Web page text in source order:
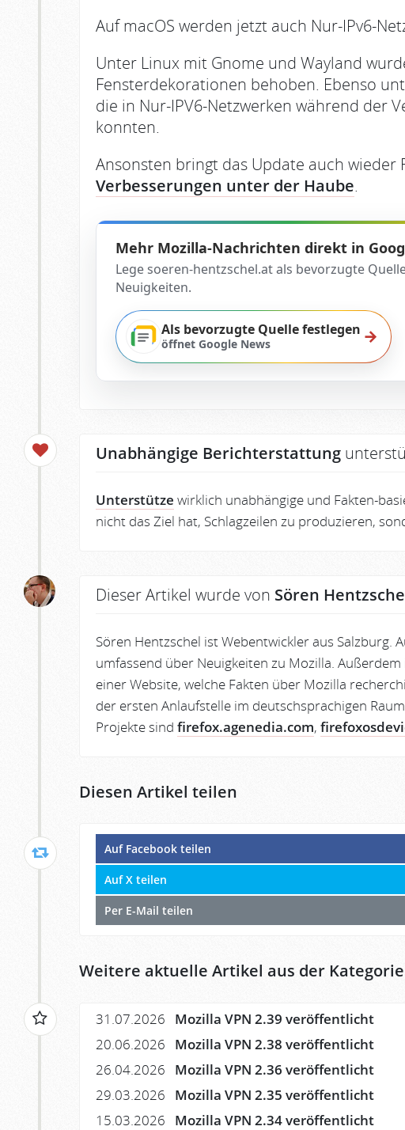
Auf macOS werden jetzt auch Nur-IPv6-
Unter Linux mit Gnome und Wayland
Fensterdekorationen behoben. Ebenso
die in Nur-IPV6-Netzwerken während der
konnten.
Ansonsten bringt das Update auch wieder
Verbesserungen unter der Haube.
Mehr Mozilla-Nachrichten direkt in
Lege soeren-hentzschel.at als bevorzugte
Neuigkeiten.
Als bevorzugte Quelle festlegen
öffnet Google News →
Unabhängige Berichterstattung
Unterstütze wirklich unabhängige und Fakten-
nicht das Ziel hat, Schlagzeilen zu produzieren,
Dieser Artikel wurde von Sören
Sören Hentzschel ist Webentwickler aus Salzburg.
umfassend über Neuigkeiten zu Mozilla.
einer Website, welche Fakten über Mozilla
der ersten Anlaufstelle im deutschsprachigen
Projekte sind firefox.agenedia.com,
Diesen Artikel teilen
Auf Facebook teilen
Auf X teilen
Per E-Mail teilen
Weitere aktuelle Artikel aus der Kategorie
31.07.2026
Mozilla VPN 2.39 veröffentlicht
20.06.2026
Mozilla VPN 2.38 veröffentlicht
26.04.2026
Mozilla VPN 2.36 veröffentlicht
29.03.2026
Mozilla VPN 2.35 veröffentlicht
15.03.2026
Mozilla VPN 2.34 veröffentlicht